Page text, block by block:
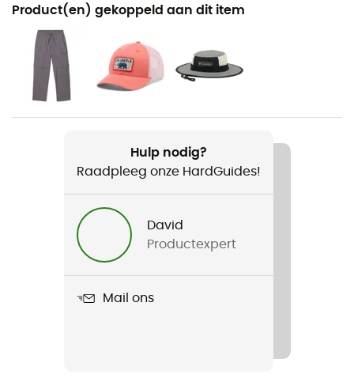
Wandelen / Trekking / Dagelijks Leven
Voor
Kinderen
Product
lange mouwen
Product(en) gekoppeld aan dit item
Hulp nodig?
Raadpleeg onze HardGuides!
David
Productexpert
Mail ons